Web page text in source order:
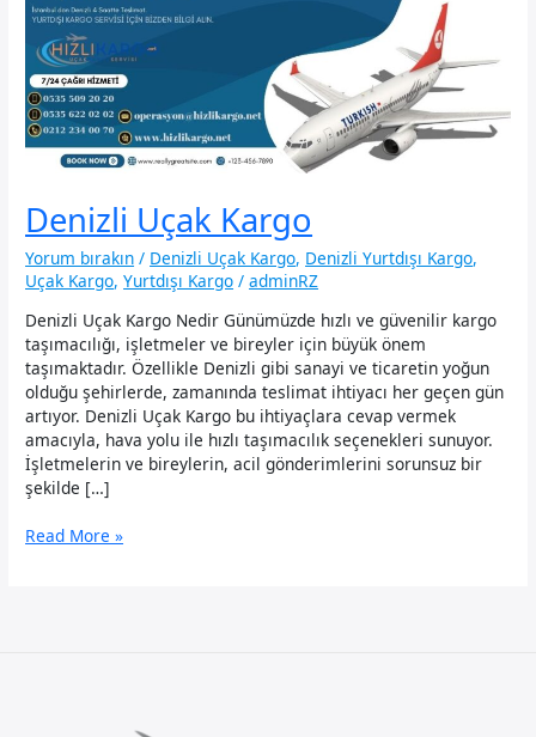
Denizli Uçak Kargo
Yorum bırakın / Denizli Uçak Kargo, Denizli Yurtdışı Kargo,
Uçak Kargo,Yurtdışı Kargo /adminRZ
Denizli Uçak Kargo Nedir Günümüzde hızlı ve güvenilir kargo
taşımacılığı, işletmeler ve bireyler için büyük önem
taşımaktadır. Özellikle Denizli gibi sanayi ve ticaretin yoğun
olduğu şehirlerde, zamanında teslimat ihtiyacı her geçen gün
artıyor. Denizli Uçak Kargo bu ihtiyaçlara cevap vermek
amacıyla, hava yolu ile hızlı taşımacılık seçenekleri sunuyor.
İşletmelerin ve bireylerin, acil gönderimlerini sorunsuz bir
şekilde […]
Denizli
Read More »